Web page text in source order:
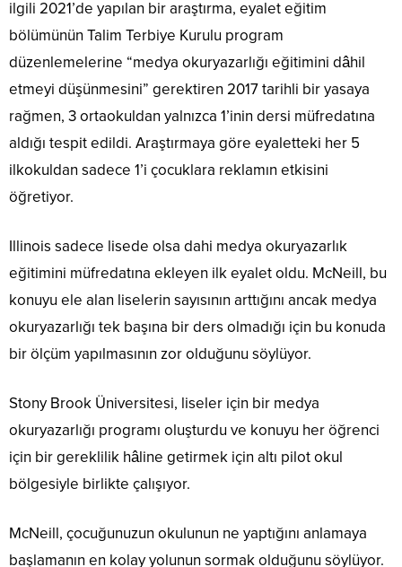
ilgili 2021’de yapılan bir araştırma, eyalet eğitim
bölümünün Talim Terbiye Kurulu program
düzenlemelerine “medya okuryazarlığı eğitimini dâhil
etmeyi düşünmesini” gerektiren 2017 tarihli bir yasaya
rağmen, 3 ortaokuldan yalnızca 1’inin dersi müfredatına
aldığı tespit edildi. Araştırmaya göre eyaletteki her 5
ilkokuldan sadece 1’i çocuklara reklamın etkisini
öğretiyor.
Illinois sadece lisede olsa dahi medya okuryazarlık
eğitimini müfredatına ekleyen ilk eyalet oldu. McNeill, bu
konuyu ele alan liselerin sayısının arttığını ancak medya
okuryazarlığı tek başına bir ders olmadığı için bu konuda
bir ölçüm yapılmasının zor olduğunu söylüyor.
Stony Brook Üniversitesi, liseler için bir medya
okuryazarlığı programı oluşturdu ve konuyu her öğrenci
için bir gereklilik hâline getirmek için altı pilot okul
bölgesiyle birlikte çalışıyor.
McNeill, çocuğunuzun okulunun ne yaptığını anlamaya
başlamanın en kolay yolunun sormak olduğunu söylüyor.